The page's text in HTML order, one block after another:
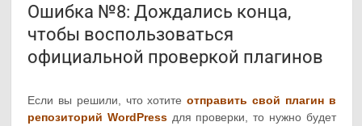
Ошибка №8: Дождались конца,
чтобы воспользоваться
официальной проверкой плагинов
Если вы решили, что хотитеотправить свой плагин в
репозиторий WordPress для проверки, то нужно будет